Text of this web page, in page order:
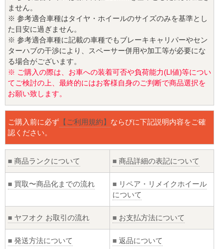
ません。
※ 参考適合車種はタイヤ・ホイールのサイズのみを基準とし
た目安に過ぎません。
※ 参考適合車種に記載の車種でもブレーキキャリパーやセン
ターハブの干渉により、スペーサー併用や加工等が必要にな
る場合がございます。
※ ご購入の際は、お車への装着可否や負荷能力(LI値)等につい
てご検討の上、最終的にはお客様自身のご判断で商品選択を
お願い致します。
ご購入前に必ず 【ご利用規約】 ならびに下記説明内容をご確
認ください。
■ 商品ランクについて ■ 商品詳細の表記について
■ 買取〜商品化までの流れ ■ リペア・リメイクホイール
について
■ ヤフオク お取引の流れ ■ お支払方法について
■ 発送方法について ■ 返品について